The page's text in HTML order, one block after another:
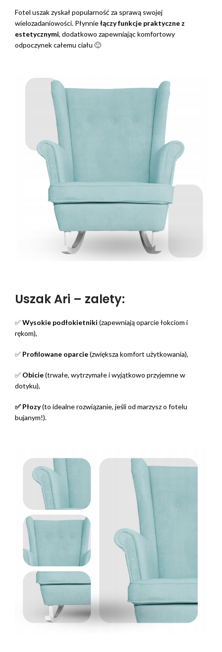
Fotel uszak zyskał popularność za sprawą swojej
wielozadaniowości. Płynniełączy funkcje praktyczne z
estetycznymi, dodatkowo zapewniając komfortowy
odpoczynek całemu ciału 🙂
Uszak Ari – zalety:
✅Wysokie podłokietniki (zapewniają oparcie łokciom i
rękom),
✅ Profilowane oparcie(zwiększa komfort użytkowania),
✅ Obicie(trwałe, wytrzymałe i wyjątkowo przyjemne w
dotyku),
✅ Płozy(to idealne rozwiązanie, jeśli od marzysz o fotelu
bujanym!).